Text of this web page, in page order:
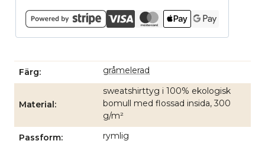
Färg gråmelerad
Material
sweatshirttyg i 100% ekologisk
bomull med flossad insida, 300
g/m²
Passform rymlig